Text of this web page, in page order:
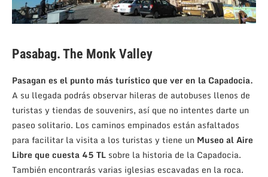
Pasabag. The Monk Valley
Pasagan es el punto más turístico que ver en la Capadocia.
A su llegada podrás observar hileras de autobuses llenos de
turistas y tiendas de souvenirs, así que no intentes darte un
paseo solitario. Los caminos empinados están asfaltados
para facilitar la visita a los turistas y tiene un Museo al Aire
Libre que cuesta 45 TL sobre la historia de la Capadocia.
También encontrarás varias iglesias escavadas en la roca.